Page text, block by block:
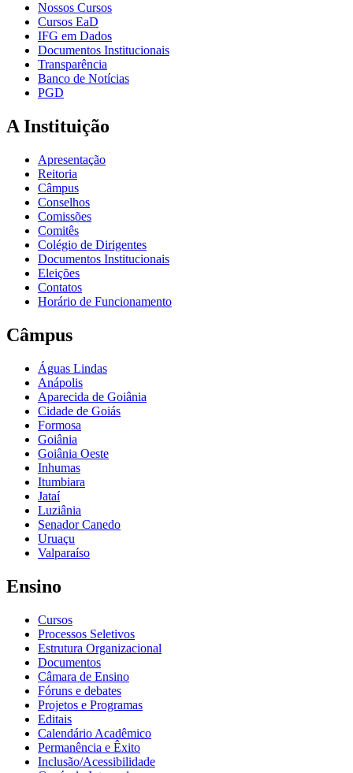
Nossos Cursos
Cursos EaD
IFG em Dados
Documentos Institucionais
Transparência
Banco de Notícias
PGD
A Instituição
Apresentação
Reitoria
Câmpus
Conselhos
Comissões
Comitês
Colégio de Dirigentes
Documentos Institucionais
Eleições
Contatos
Horário de Funcionamento
Câmpus
Águas Lindas
Anápolis
Aparecida de Goiânia
Cidade de Goiás
Formosa
Goiânia
Goiânia Oeste
Inhumas
Itumbiara
Jataí
Luziânia
Senador Canedo
Uruaçu
Valparaíso
Ensino
Cursos
Processos Seletivos
Estrutura Organizacional
Documentos
Câmara de Ensino
Fóruns e debates
Projetos e Programas
Editais
Calendário Acadêmico
Permanência e Êxito
Inclusão/Acessibilidade